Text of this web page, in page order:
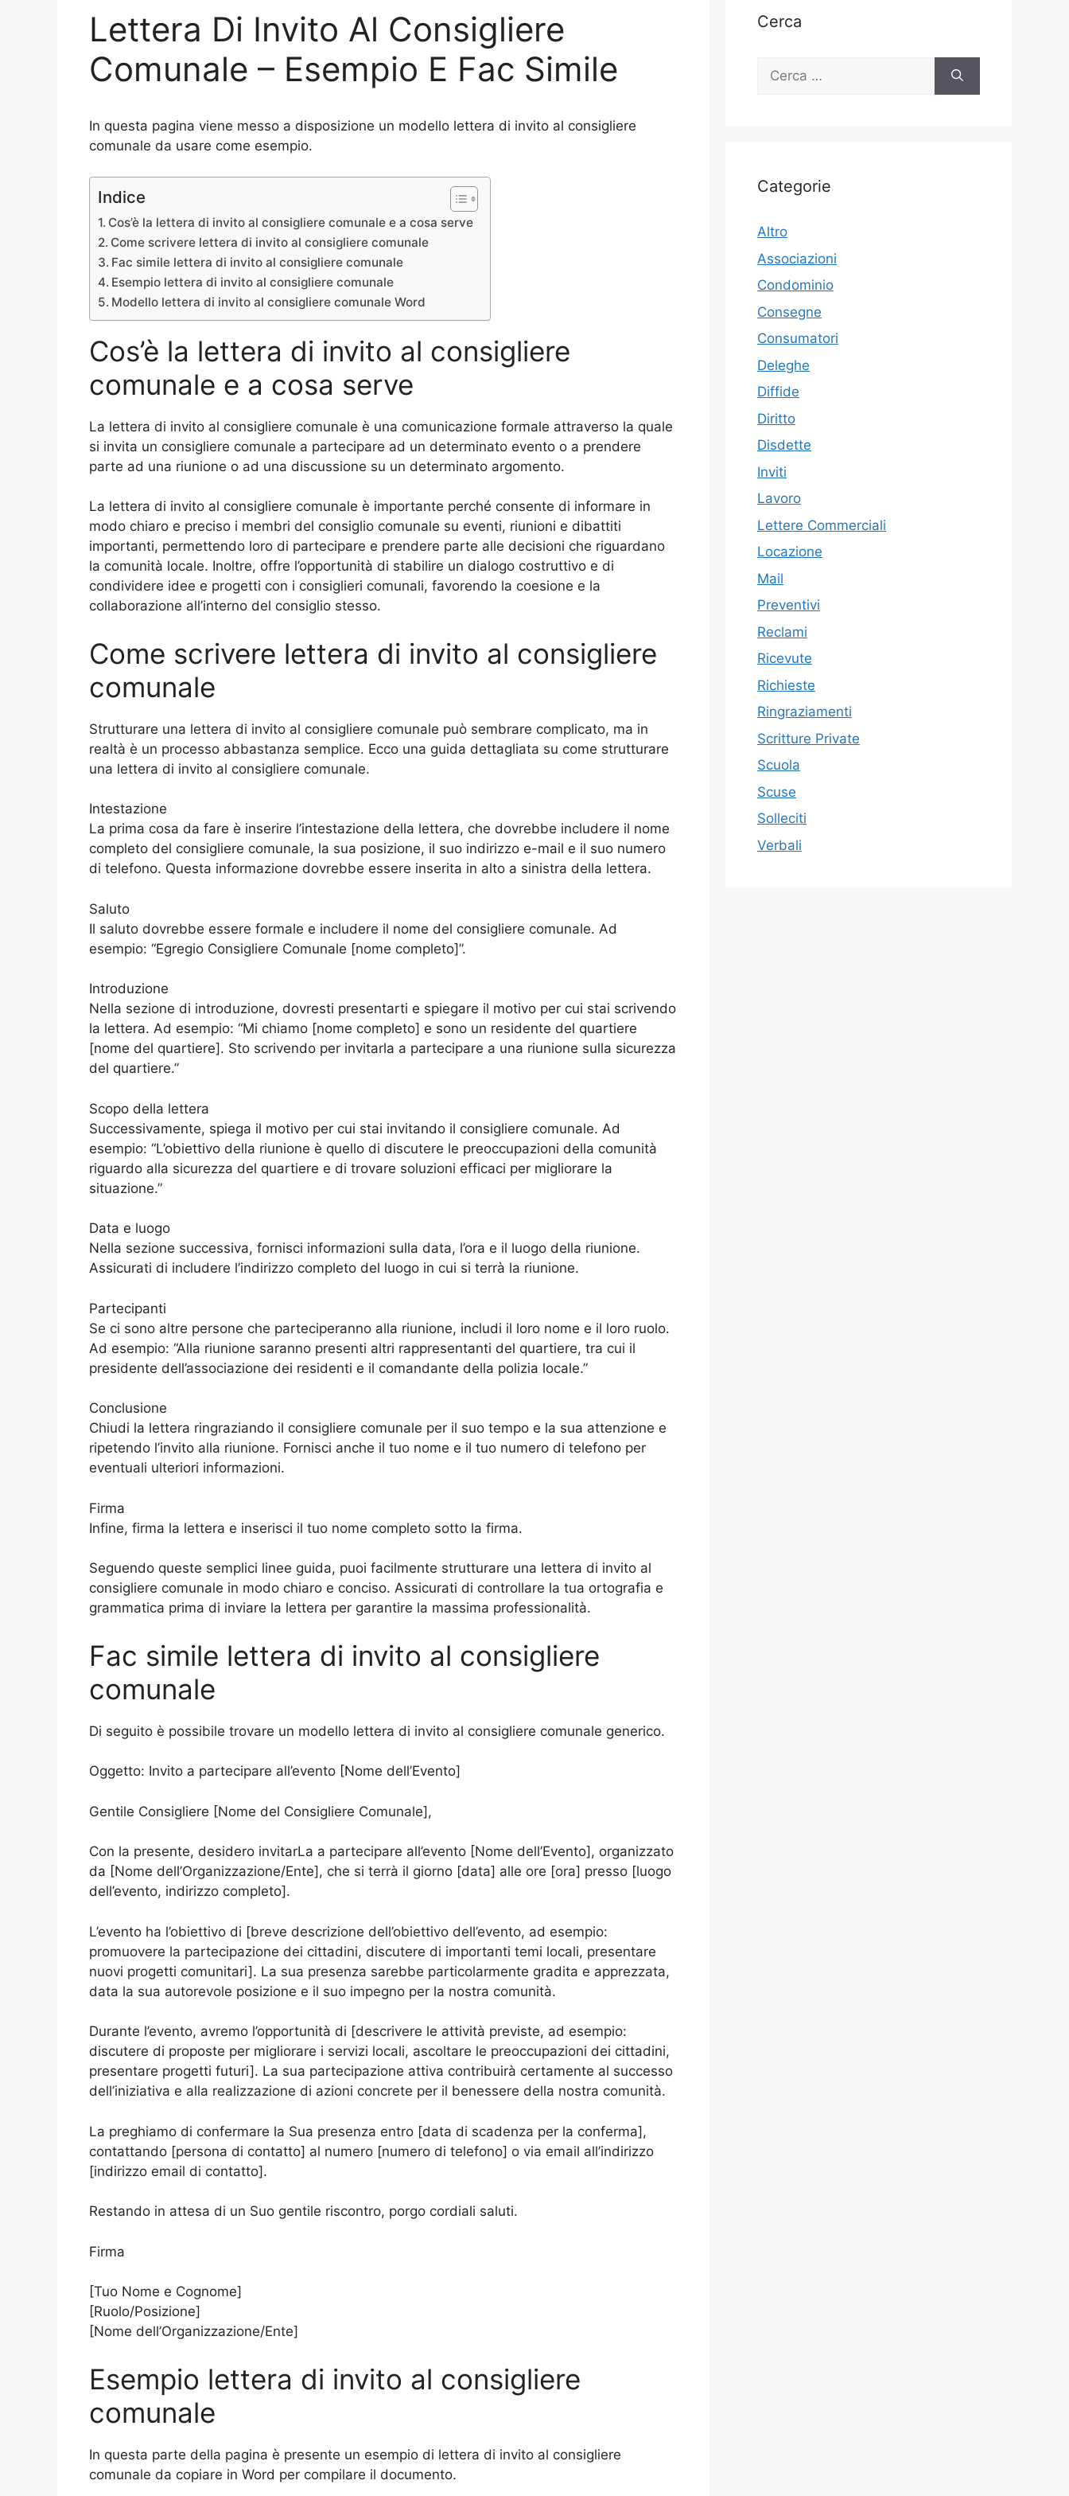
Lettera Di Invito Al Consigliere
Comunale – Esempio E Fac Simile
In questa pagina viene messo a disposizione un modello lettera di invito al consigliere
comunale da usare come esempio.
Indice
Cos’è la lettera di invito al consigliere comunale e a cosa serve
Come scrivere lettera di invito al consigliere comunale
Fac simile lettera di invito al consigliere comunale
Esempio lettera di invito al consigliere comunale
Modello lettera di invito al consigliere comunale Word
Cos’è la lettera di invito al consigliere
comunale e a cosa serve
La lettera di invito al consigliere comunale è una comunicazione formale attraverso la quale
si invita un consigliere comunale a partecipare ad un determinato evento o a prendere
parte ad una riunione o ad una discussione su un determinato argomento.
La lettera di invito al consigliere comunale è importante perché consente di informare in
modo chiaro e preciso i membri del consiglio comunale su eventi, riunioni e dibattiti
importanti, permettendo loro di partecipare e prendere parte alle decisioni che riguardano
la comunità locale. Inoltre, offre l’opportunità di stabilire un dialogo costruttivo e di
condividere idee e progetti con i consiglieri comunali, favorendo la coesione e la
collaborazione all’interno del consiglio stesso.
Come scrivere lettera di invito al consigliere
comunale
Strutturare una lettera di invito al consigliere comunale può sembrare complicato, ma in
realtà è un processo abbastanza semplice. Ecco una guida dettagliata su come strutturare
una lettera di invito al consigliere comunale.
Intestazione
La prima cosa da fare è inserire l’intestazione della lettera, che dovrebbe includere il nome
completo del consigliere comunale, la sua posizione, il suo indirizzo e-mail e il suo numero
di telefono. Questa informazione dovrebbe essere inserita in alto a sinistra della lettera.
Saluto
Il saluto dovrebbe essere formale e includere il nome del consigliere comunale. Ad
esempio: “Egregio Consigliere Comunale [nome completo]”.
Introduzione
Nella sezione di introduzione, dovresti presentarti e spiegare il motivo per cui stai scrivendo
la lettera. Ad esempio: “Mi chiamo [nome completo] e sono un residente del quartiere
[nome del quartiere]. Sto scrivendo per invitarla a partecipare a una riunione sulla sicurezza
del quartiere.”
Scopo della lettera
Successivamente, spiega il motivo per cui stai invitando il consigliere comunale. Ad
esempio: “L’obiettivo della riunione è quello di discutere le preoccupazioni della comunità
riguardo alla sicurezza del quartiere e di trovare soluzioni efficaci per migliorare la
situazione.”
Data e luogo
Nella sezione successiva, fornisci informazioni sulla data, l’ora e il luogo della riunione.
Assicurati di includere l’indirizzo completo del luogo in cui si terrà la riunione.
Partecipanti
Se ci sono altre persone che parteciperanno alla riunione, includi il loro nome e il loro ruolo.
Ad esempio: “Alla riunione saranno presenti altri rappresentanti del quartiere, tra cui il
presidente dell’associazione dei residenti e il comandante della polizia locale.”
Conclusione
Chiudi la lettera ringraziando il consigliere comunale per il suo tempo e la sua attenzione e
ripetendo l’invito alla riunione. Fornisci anche il tuo nome e il tuo numero di telefono per
eventuali ulteriori informazioni.
Firma
Infine, firma la lettera e inserisci il tuo nome completo sotto la firma.
Seguendo queste semplici linee guida, puoi facilmente strutturare una lettera di invito al
consigliere comunale in modo chiaro e conciso. Assicurati di controllare la tua ortografia e
grammatica prima di inviare la lettera per garantire la massima professionalità.
Fac simile lettera di invito al consigliere
comunale
Di seguito è possibile trovare un modello lettera di invito al consigliere comunale generico.
Oggetto: Invito a partecipare all’evento [Nome dell’Evento]
Gentile Consigliere [Nome del Consigliere Comunale],
Con la presente, desidero invitarLa a partecipare all’evento [Nome dell’Evento], organizzato
da [Nome dell’Organizzazione/Ente], che si terrà il giorno [data] alle ore [ora] presso [luogo
dell’evento, indirizzo completo].
L’evento ha l’obiettivo di [breve descrizione dell’obiettivo dell’evento, ad esempio:
promuovere la partecipazione dei cittadini, discutere di importanti temi locali, presentare
nuovi progetti comunitari]. La sua presenza sarebbe particolarmente gradita e apprezzata,
data la sua autorevole posizione e il suo impegno per la nostra comunità.
Durante l’evento, avremo l’opportunità di [descrivere le attività previste, ad esempio:
discutere di proposte per migliorare i servizi locali, ascoltare le preoccupazioni dei cittadini,
presentare progetti futuri]. La sua partecipazione attiva contribuirà certamente al successo
dell’iniziativa e alla realizzazione di azioni concrete per il benessere della nostra comunità.
La preghiamo di confermare la Sua presenza entro [data di scadenza per la conferma],
contattando [persona di contatto] al numero [numero di telefono] o via email all’indirizzo
[indirizzo email di contatto].
Restando in attesa di un Suo gentile riscontro, porgo cordiali saluti.
Firma
[Tuo Nome e Cognome]
[Ruolo/Posizione]
[Nome dell’Organizzazione/Ente]
Esempio lettera di invito al consigliere
comunale
In questa parte della pagina è presente un esempio di lettera di invito al consigliere
comunale da copiare in Word per compilare il documento.
Cerca
Ricerca
Categorie
Altro
Associazioni
Condominio
Consegne
Consumatori
Deleghe
Diffide
Diritto
Disdette
Inviti
Lavoro
Lettere Commerciali
Locazione
Mail
Preventivi
Reclami
Ricevute
Richieste
Ringraziamenti
Scritture Private
Scuola
Scuse
Solleciti
Verbali